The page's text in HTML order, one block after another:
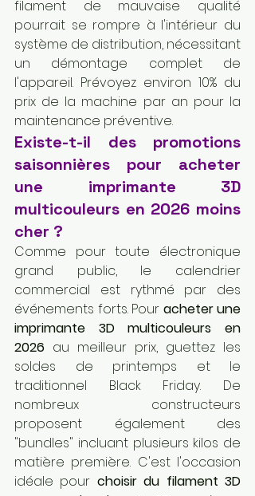
filament de mauvaise qualité
pourrait se rompre à l'intérieur du
système de distribution, nécessitant
un démontage complet de
l'appareil. Prévoyez environ 10% du
prix de la machine par an pour la
maintenance préventive.
Existe-t-il des promotions
saisonnières pour acheter
une imprimante 3D
multicouleurs en 2026 moins
cher ?
Comme pour toute électronique
grand public, le calendrier
commercial est rythmé par des
événements forts. Pour acheter une
imprimante 3D multicouleurs en
2026 au meilleur prix, guettez les
soldes de printemps et le
traditionnel Black Friday. De
nombreux constructeurs
proposent également des
"bundles" incluant plusieurs kilos de
matière première. C'est l'occasion
idéale pour choisir du filament 3D